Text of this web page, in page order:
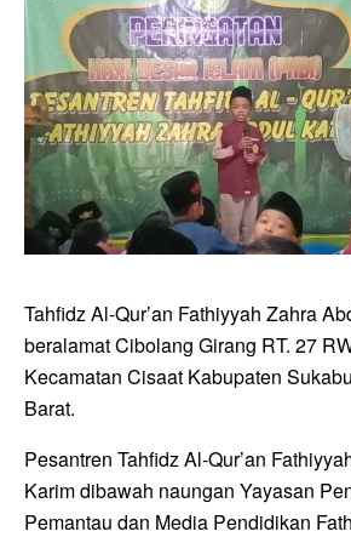
Tahfidz Al-Qur’an Fathiyyah Zahra
beralamat Cibolang Girang RT. 27
Kecamatan Cisaat Kabupaten
Barat.
Pesantren Tahfidz Al-Qur’an
Karim dibawah naungan Yayasan
Pemantau dan Media Pendidikan